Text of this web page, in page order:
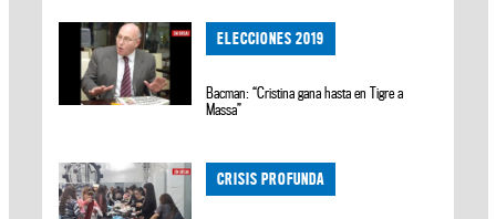
ELECCIONES 2019
Bacman: “Cristina gana hasta en Tigre a
Massa”
CRISIS PROFUNDA